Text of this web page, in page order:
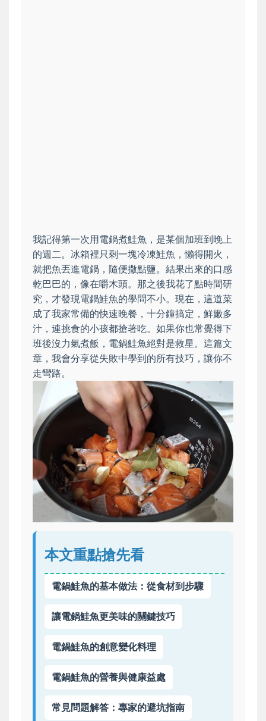
我記得第一次用電鍋煮鮭魚，是某個加班到晚上
的週二。冰箱裡只剩一塊冷凍鮭魚，懶得開火，
就把魚丟進電鍋，隨便撒點鹽。結果出來的口感
乾巴巴的，像在嚼木頭。那之後我花了點時間研
究，才發現電鍋鮭魚的學問不小。現在，這道菜
成了我家常備的快速晚餐，十分鐘搞定，鮮嫩多
汁，連挑食的小孩都搶著吃。如果你也常覺得下
班後沒力氣煮飯，電鍋鮭魚絕對是救星。這篇文
章，我會分享從失敗中學到的所有技巧，讓你不
走彎路。
本文重點搶先看
電鍋鮭魚的基本做法：從食材到步驟
讓電鍋鮭魚更美味的關鍵技巧
電鍋鮭魚的創意變化料理
電鍋鮭魚的營養與健康益處
常見問題解答：專家的避坑指南